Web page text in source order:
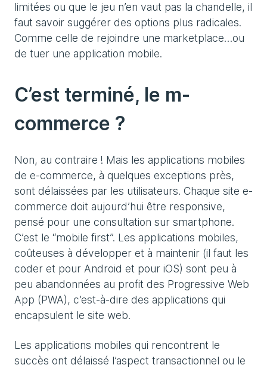
limitées ou que le jeu n’en vaut pas la chandelle, il
faut savoir suggérer des options plus radicales.
Comme celle de rejoindre une marketplace…ou
de tuer une application mobile.
C’est terminé, le m-
commerce ?
Non, au contraire ! Mais les applications mobiles
de e-commerce, à quelques exceptions près,
sont délaissées par les utilisateurs. Chaque site e-
commerce doit aujourd’hui être responsive,
pensé pour une consultation sur smartphone.
C’est le “mobile first”. Les applications mobiles,
coûteuses à développer et à maintenir (il faut les
coder et pour Android et pour iOS) sont peu à
peu abandonnées au profit des Progressive Web
App (PWA), c’est-à-dire des applications qui
encapsulent le site web.
Les applications mobiles qui rencontrent le
succès ont délaissé l’aspect transactionnel ou le